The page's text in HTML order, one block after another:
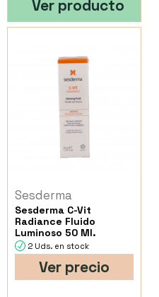
Ver producto
Sesderma
Sesderma C-Vit
Radiance Fluido
Luminoso 50 Ml.
2 Uds. en stock
Ver precio